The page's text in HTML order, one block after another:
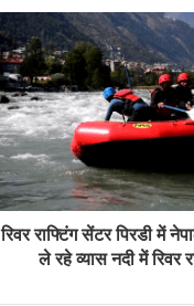
रिवर राफ्टिंग सेंटर पिरडी में
ले रहे व्यास नदी में रिवर